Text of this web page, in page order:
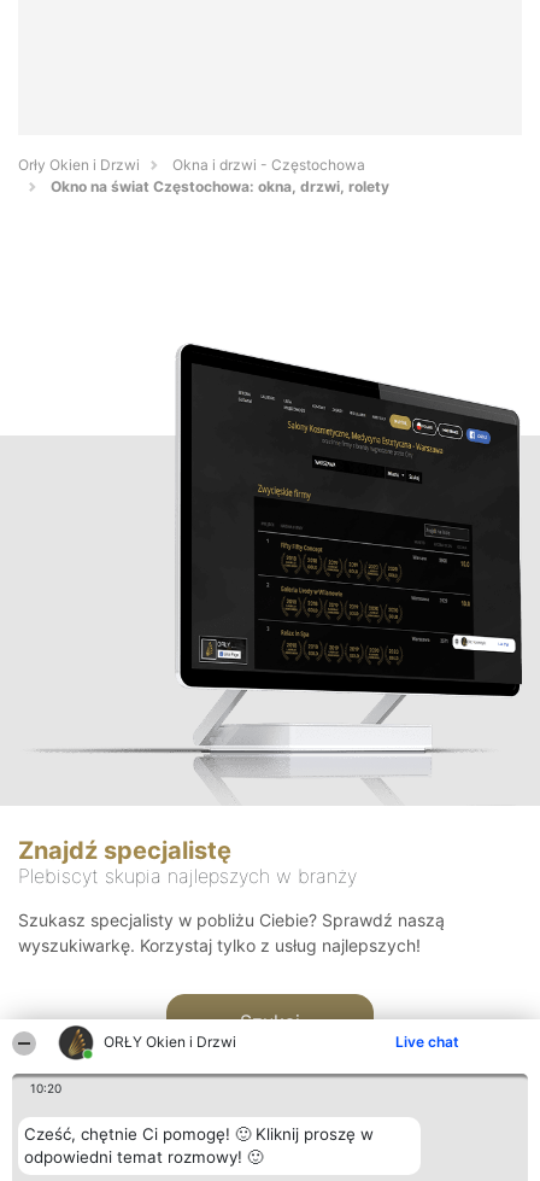
ORŁY Okien i Drzwi Live chat
10:20
Cześć, chętnie Ci pomogę! 🙂 Kliknij proszę w
odpowiedni temat rozmowy! 🙂
Orły Okien i Drzwi
Okna i drzwi - Częstochowa
Okno na świat Częstochowa: okna, drzwi, rolety
Znajdź specjalistę
Plebiscyt skupia najlepszych w branży
Szukasz specjalisty w pobliżu Ciebie? Sprawdź naszą
wyszukiwarkę. Korzystaj tylko z usług najlepszych!
Szukaj